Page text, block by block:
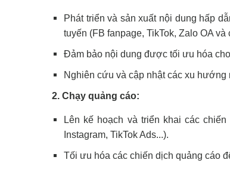
Phát triển và sản xuất nội dung hấp
tuyến (FB fanpage, TikTok, Zalo OA và
Đảm bảo nội dung được tối ưu hóa
Nghiên cứu và cập nhật các xu
2. Chạy quảng cáo:
Lên kế hoạch và triển khai các
Instagram, TikTok Ads...).
Tối ưu hóa các chiến dịch quảng cáo